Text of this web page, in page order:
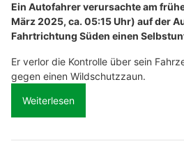
Ein Autofahrer verursachte am
März 2025, ca. 05:15 Uhr) auf der
Fahrtrichtung Süden einen
Er verlor die Kontrolle über sein
gegen einen Wildschutzzaun.
Weiterlesen